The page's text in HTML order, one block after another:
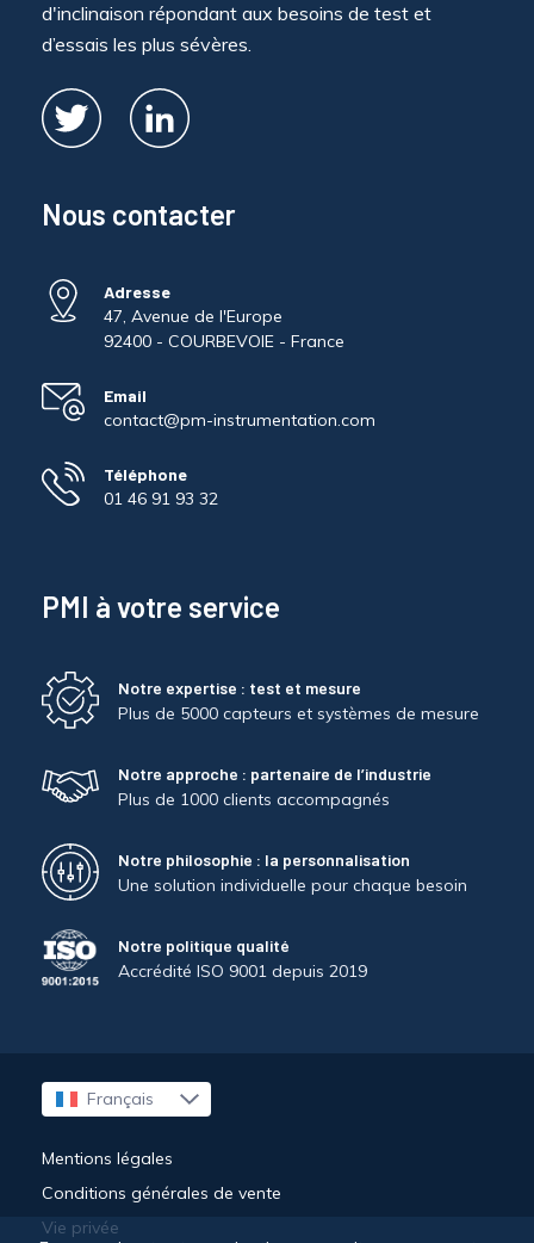
d'inclinaison répondant aux besoins de test et
d’essais les plus sévères.
Nous contacter
Adresse
47, Avenue de l'Europe
92400 - COURBEVOIE - France
Email
contact@pm-instrumentation.com
Téléphone
01 46 91 93 32
PMI à votre service
Notre expertise : test et mesure
Plus de 5000 capteurs et systèmes de mesure
Notre approche : partenaire de l’industrie
Plus de 1000 clients accompagnés
Notre philosophie : la personnalisation
Une solution individuelle pour chaque besoin
Notre politique qualité
Accrédité ISO 9001 depuis 2019
Français
English
Mentions légales
Conditions générales de vente
Vie privée